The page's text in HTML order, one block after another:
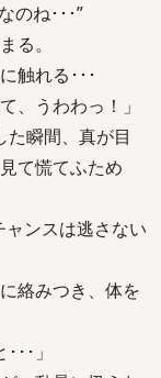
のね･･･”
る。
触れる･･･
、うわわっ！」
た瞬間、真が目
て慌てふため
ンスは逃さない
絡みつき、体を
･･」